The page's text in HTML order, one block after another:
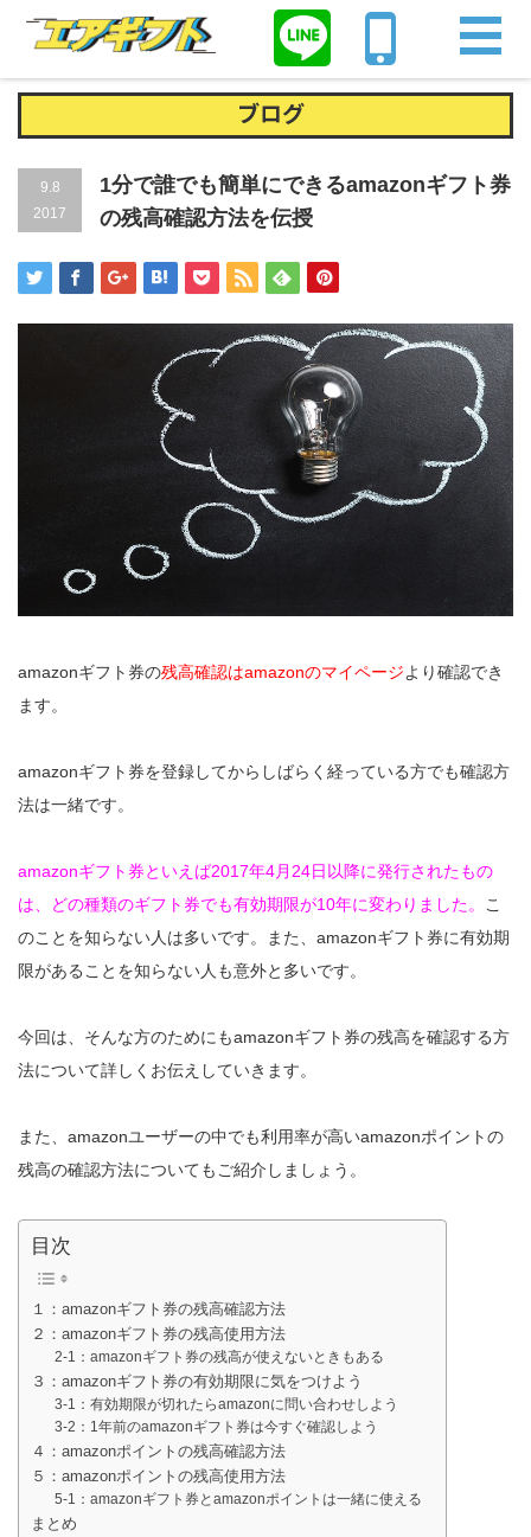
Home amazonギフト券
1分で誰でも簡単にできるamazonギフト券の
残高確認方法を伝授
ブログ
9.8
2017
1分で誰でも簡単にできるamazonギフト券
の残高確認方法を伝授
amazonギフト券の残高確認はamazonのマイページより確認でき
ます。
amazonギフト券を登録してからしばらく経っている方でも確認方
法は一緒です。
amazonギフト券といえば2017年4月24日以降に発行されたもの
は、どの種類のギフト券でも有効期限が10年に変わりました。 こ
のことを知らない人は多いです。また、amazonギフト券に有効期
限があることを知らない人も意外と多いです。
今回は、そんな方のためにもamazonギフト券の残高を確認する方
法について詳しくお伝えしていきます。
また、amazonユーザーの中でも利用率が高いamazonポイントの
残高の確認方法についてもご紹介しましょう。
目次
１：amazonギフト券の残高確認方法
２：amazonギフト券の残高使用方法
2-1：amazonギフト券の残高が使えないときもある
３：amazonギフト券の有効期限に気をつけよう
3-1：有効期限が切れたらamazonに問い合わせしよう
3-2：1年前のamazonギフト券は今すぐ確認しよう
４：amazonポイントの残高確認方法
５：amazonポイントの残高使用方法
5-1：amazonギフト券とamazonポイントは一緒に使える
まとめ